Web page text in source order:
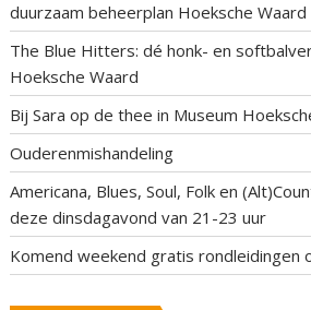
duurzaam beheerplan Hoeksche Waard
The Blue Hitters: dé honk- en
Hoeksche Waard
Bij Sara op de thee in Museum
Ouderenmishandeling
Americana, Blues, Soul, Folk en
deze dinsdagavond van 21-23 uur
Komend weekend gratis rondleidingen